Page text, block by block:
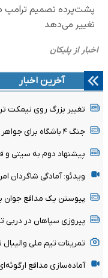
آخرین اخبار
تغییر بزرگ روی نیمکت
جنگ ۴ باشگاه برای جواهر فنرباغچه شدت گرفت
پیشنهاد دوم به سیتی و
ویدئو: آمادگی شاگردان
پیوستن یک مدافع جوان
پیروزی سپاهان در دربی
تمرینات تیم ملی
آماده‌سازی مدافع